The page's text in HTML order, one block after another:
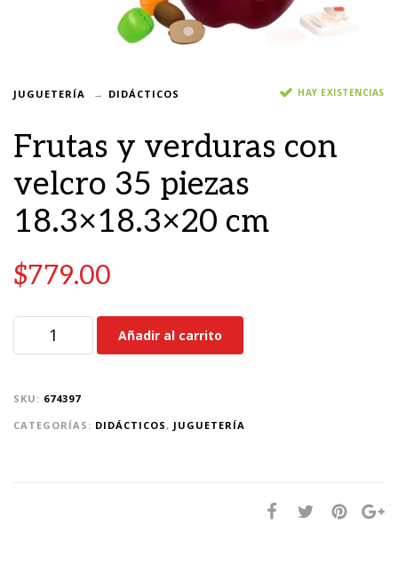
JUGUETERÍA DIDÁCTICOS HAY EXISTENCIAS
Frutas y verduras con
velcro 35 piezas
18.3×18.3×20 cm
$779.00
Añadir al carrito
SKU: 674397
CATEGORÍAS: DIDÁCTICOS, JUGUETERÍA